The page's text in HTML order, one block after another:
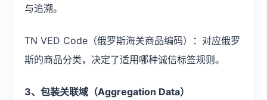
与追溯。
TN VED Code（俄罗斯海关商品编码）：对应俄罗
斯的商品分类，决定了适用哪种诚信标签规则。
3、包装关联域（Aggregation Data）